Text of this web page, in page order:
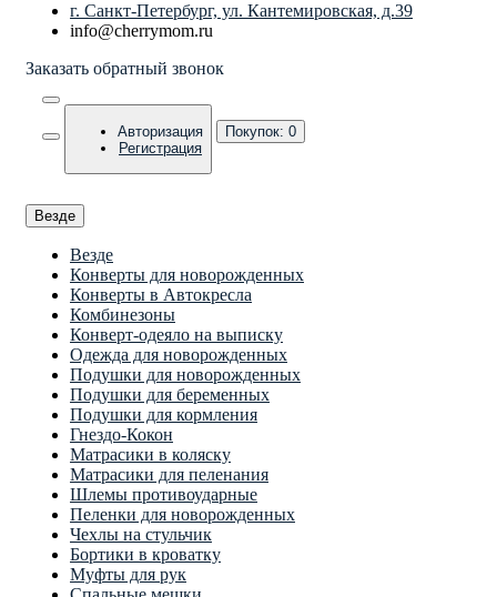
г. Санкт-Петербург, ул. Кантемировская, д.39
info@cherrymom.ru
Заказать обратный звонок
Авторизация
Регистрация
Покупок: 0
Везде
Везде
Конверты для новорожденных
Конверты в Автокресла
Комбинезоны
Конверт-одеяло на выписку
Одежда для новорожденных
Подушки для новорожденных
Подушки для беременных
Подушки для кормления
Гнездо-Кокон
Матрасики в коляску
Матрасики для пеленания
Шлемы противоударные
Пеленки для новорожденных
Чехлы на стульчик
Бортики в кроватку
Муфты для рук